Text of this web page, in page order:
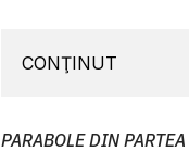
CONŢINUT
PARABOLE DIN